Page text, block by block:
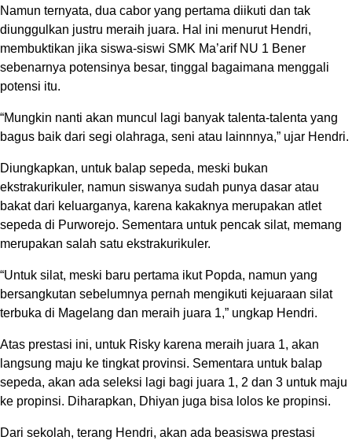
Namun ternyata, dua cabor yang pertama diikuti dan tak
diunggulkan justru meraih juara. Hal ini menurut Hendri,
membuktikan jika siswa-siswi SMK Ma’arif NU 1 Bener
sebenarnya potensinya besar, tinggal bagaimana menggali
potensi itu.
“Mungkin nanti akan muncul lagi banyak talenta-talenta yang
bagus baik dari segi olahraga, seni atau lainnnya,” ujar Hendri.
Diungkapkan, untuk balap sepeda, meski bukan
ekstrakurikuler, namun siswanya sudah punya dasar atau
bakat dari keluarganya, karena kakaknya merupakan atlet
sepeda di Purworejo. Sementara untuk pencak silat, memang
merupakan salah satu ekstrakurikuler.
“Untuk silat, meski baru pertama ikut Popda, namun yang
bersangkutan sebelumnya pernah mengikuti kejuaraan silat
terbuka di Magelang dan meraih juara 1,” ungkap Hendri.
Atas prestasi ini, untuk Risky karena meraih juara 1, akan
langsung maju ke tingkat provinsi. Sementara untuk balap
sepeda, akan ada seleksi lagi bagi juara 1, 2 dan 3 untuk maju
ke propinsi. Diharapkan, Dhiyan juga bisa lolos ke propinsi.
Dari sekolah, terang Hendri, akan ada beasiswa prestasi